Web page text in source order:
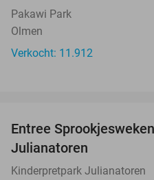
Pakawi Park
Olmen
Verkocht: 11.912
Entree
Julianatoren
Kinderpretpark Julianatoren